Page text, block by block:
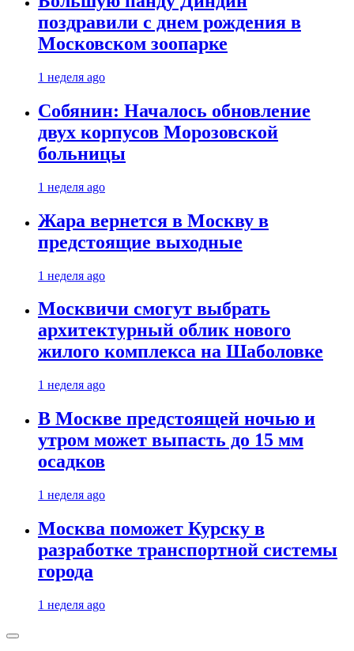
поздравили с днем рождения в
Московском зоопарке
1 неделя ago
Собянин: Началось обновление
двух корпусов Морозовской
больницы
1 неделя ago
Жара вернется в Москву в
предстоящие выходные
1 неделя ago
Москвичи смогут выбрать
архитектурный облик нового
жилого комплекса на Шаболовке
1 неделя ago
В Москве предстоящей ночью и
утром может выпасть до 15 мм
осадков
1 неделя ago
Москва поможет Курску в
разработке транспортной системы
города
1 неделя ago